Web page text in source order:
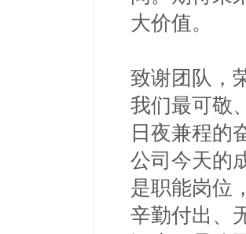
大价值。
致谢团队，
我们最可敬
日夜兼程的
公司今天的
是职能岗位
辛勤付出、